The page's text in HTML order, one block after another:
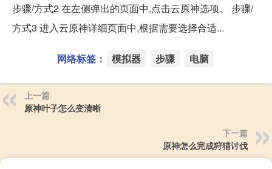
步骤/方式2 在左侧弹出的页面中,点击云原神选项。 步骤/
方式3 进入云原神详细页面中,根据需要选择合适...
网络标签： 模拟器 步骤 电脑
上一篇
原神叶子怎么变清晰
下一篇
原神怎么完成狩猎讨伐